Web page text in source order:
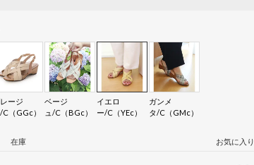
ージ
C（GGc）
ベージ
ュ/C（BGc）
イエロ
ー/C（YEc）
ガンメ
タ/C（GMc）
在庫 お気に入り